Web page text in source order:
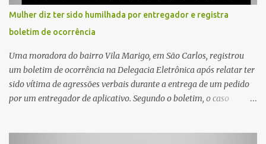
Mulher diz ter sido humilhada por entregador e registra
boletim de ocorrência
Uma moradora do bairro Vila Marigo, em São Carlos, registrou
um boletim de ocorrência na Delegacia Eletrônica após relatar ter
sido vítima de agressões verbais durante a entrega de um pedido
por um entregador de aplicativo. Segundo o boletim, o caso